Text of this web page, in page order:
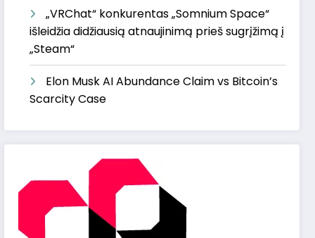
„VRChat“ konkurentas „Somnium Space“
išleidžia didžiausią atnaujinimą prieš sugrįžimą į
„Steam“
Elon Musk AI Abundance Claim vs Bitcoin’s
Scarcity Case